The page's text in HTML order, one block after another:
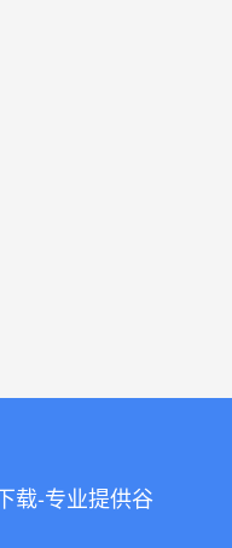
载-专业提供谷